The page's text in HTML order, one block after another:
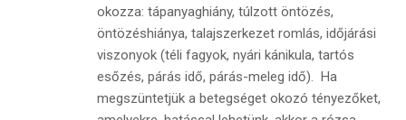
okozza: tápanyaghiány, túlzott öntözés,
öntözéshiánya, talajszerkezet romlás, időjárási
viszonyok (téli fagyok, nyári kánikula, tartós
esőzés, párás idő, párás-meleg idő). Ha
megszüntetjük a betegséget okozó tényezőket,